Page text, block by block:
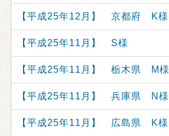
【平成25年12月】 京都府 K様
【平成25年11月】 S様
【平成25年11月】 栃木県 M様
【平成25年11月】 兵庫県 N様
【平成25年11月】 広島県 K様